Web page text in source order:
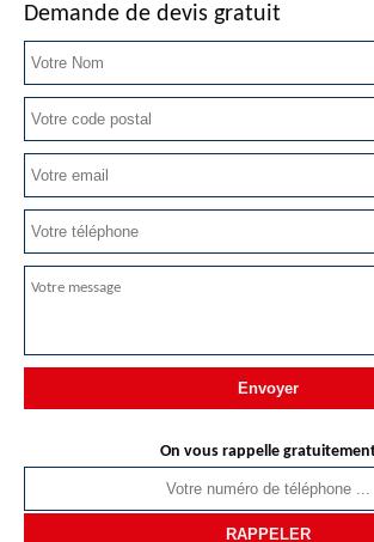
Demande de devis gratuit
On vous rappelle